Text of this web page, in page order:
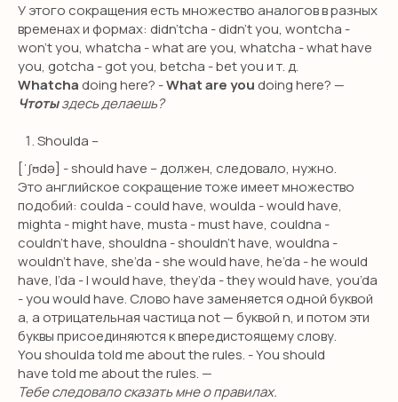
У этого сокращения есть множество аналогов в разных
временах и формах: didn’tcha - didn’t you, wontcha -
won’t you, whatcha - what are you, whatcha - what have
you, gotcha - got you, betcha - bet you и т. д.
Whatcha doing here? -What are you doing here? —
Чтотыздесь делаешь?
Shoulda –
[ˈʃʊdə] -should have – должен, следовало, нужно.
Это английское сокращение тоже имеет множество
подобий: coulda - could have, woulda - would have,
mighta - might have, musta - must have, couldna -
couldn’t have, shouldna - shouldn’t have, wouldna -
wouldn’t have, she’da - she would have, he’da - he would
have, I’da - I would have, they’da - they would have, you’da
- you would have. Слово have заменяется одной буквой
a, а отрицательная частица not — буквой n, и потом эти
буквы присоединяются к впередистоящему слову.
You shoulda told me about the rules. - You should
have told me about the rules. —
Тебе следовало сказать мне о правилах.
hello@smileenglish.ru
121351, ул. Коцюбинского, 9 к.2
127006, ул. Каретный ряд, д.
3, Сад Эрмитаж
101000, ул. Маросейка, 15,
Оферта
*Компания Meta, которой принадлежит
Instagram, признана экстремистской
организацией в РФ.
Политика обработки данных
Work with us